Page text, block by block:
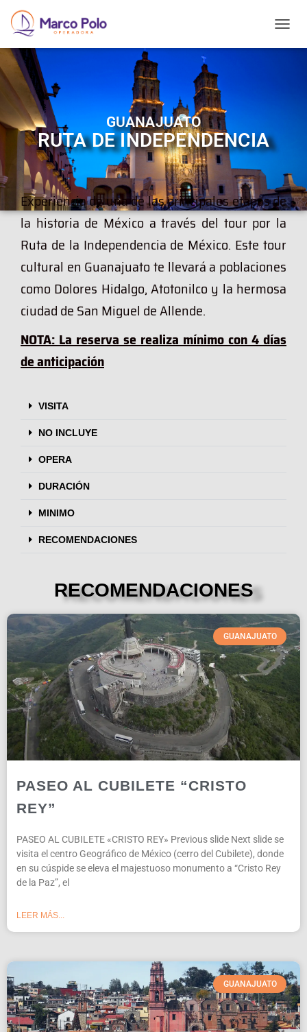
O
A
T
I
N
GUANAJUATO
RUTA DE INDEPENDENCIA
Experiencia de una de las principales etapas de
la historia de México a través del tour por la
Ruta de la Independencia de México. Este tour
cultural en Guanajuato te llevará a poblaciones
como Dolores Hidalgo, Atotonilco y la hermosa
ciudad de San Miguel de Allende.
NOTA: La reserva se realiza mínimo con 4 días
de anticipación
VISITA
NO INCLUYE
OPERA
DURACIÓN
MINIMO
RECOMENDACIONES
RECOMENDACIONES
GUANAJUATO
PASEO AL CUBILETE “CRISTO
REY”
PASEO AL CUBILETE «CRISTO REY» Previous slide Next slide se
visita el centro Geográfico de México (cerro del Cubilete), donde
en su cúspide se eleva el majestuoso monumento a “Cristo Rey
de la Paz”, el
LEER MÁS...
GUANAJUATO